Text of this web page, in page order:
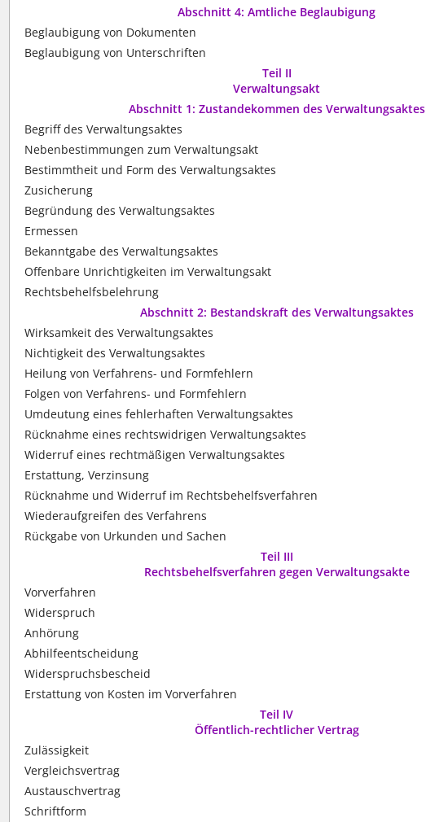
Abschnitt 4: Amtliche Beglaubigung
Beglaubigung von Dokumenten
Beglaubigung von Unterschriften
Teil II
Verwaltungsakt
Abschnitt 1: Zustandekommen des Verwaltungsaktes
Begriff des Verwaltungsaktes
Nebenbestimmungen zum Verwaltungsakt
Bestimmtheit und Form des Verwaltungsaktes
Zusicherung
Begründung des Verwaltungsaktes
Ermessen
Bekanntgabe des Verwaltungsaktes
Offenbare Unrichtigkeiten im Verwaltungsakt
Rechtsbehelfsbelehrung
Abschnitt 2: Bestandskraft des Verwaltungsaktes
Wirksamkeit des Verwaltungsaktes
Nichtigkeit des Verwaltungsaktes
Heilung von Verfahrens- und Formfehlern
Folgen von Verfahrens- und Formfehlern
Umdeutung eines fehlerhaften Verwaltungsaktes
Rücknahme eines rechtswidrigen Verwaltungsaktes
Widerruf eines rechtmäßigen Verwaltungsaktes
Erstattung, Verzinsung
Rücknahme und Widerruf im Rechtsbehelfsverfahren
Wiederaufgreifen des Verfahrens
Rückgabe von Urkunden und Sachen
Teil III
Rechtsbehelfsverfahren gegen Verwaltungsakte
Vorverfahren
Widerspruch
Anhörung
Abhilfeentscheidung
Widerspruchsbescheid
Erstattung von Kosten im Vorverfahren
Teil IV
Öffentlich-rechtlicher Vertrag
Zulässigkeit
Vergleichsvertrag
Austauschvertrag
Schriftform